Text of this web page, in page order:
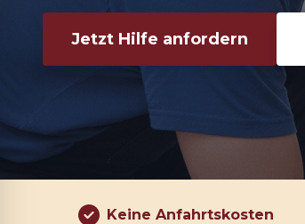
Jetzt Hilfe anfordern
Keine Anfahrtskosten